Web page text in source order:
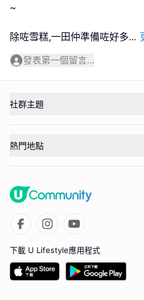
~
除咗雪糕,一田仲準備咗好多...
發表第一個留言...
社群主題
熱門地點
下載 U Lifestyle應用程式